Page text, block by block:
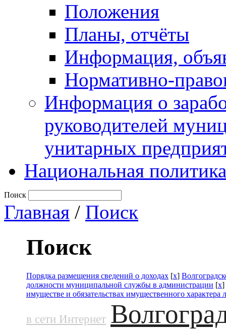
Положения
Планы, отчёты
Информация,
Нормативно-
Информация о
руководителей
унитарных
Национальная политика
Поиск
Главная / Поиск
Поиск
Порядка размещения сведений о доходах [x]
должности муниципальной службы в администрации [x]
имуществе и обязательствах имущественного характера
в сети Интернет